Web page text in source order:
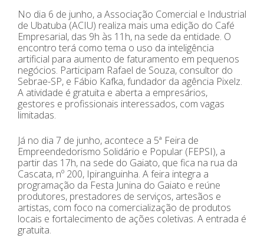
No dia 6 de junho, a Associação Comercial e Industrial
de Ubatuba (ACIU) realiza mais uma edição do Café
Empresarial, das 9h às 11h, na sede da entidade. O
encontro terá como tema o uso da inteligência
artificial para aumento de faturamento em pequenos
negócios. Participam Rafael de Souza, consultor do
Sebrae-SP, e Fábio Kafka, fundador da agência Pixelz.
A atividade é gratuita e aberta a empresários,
gestores e profissionais interessados, com vagas
limitadas.
Já no dia 7 de junho, acontece a 5ª Feira de
Empreendedorismo Solidário e Popular (FEPSI), a
partir das 17h, na sede do Gaiato, que fica na rua da
Cascata, nº 200, Ipiranguinha. A feira integra a
programação da Festa Junina do Gaiato e reúne
produtores, prestadores de serviços, artesãos e
artistas, com foco na comercialização de produtos
locais e fortalecimento de ações coletivas. A entrada é
gratuita.